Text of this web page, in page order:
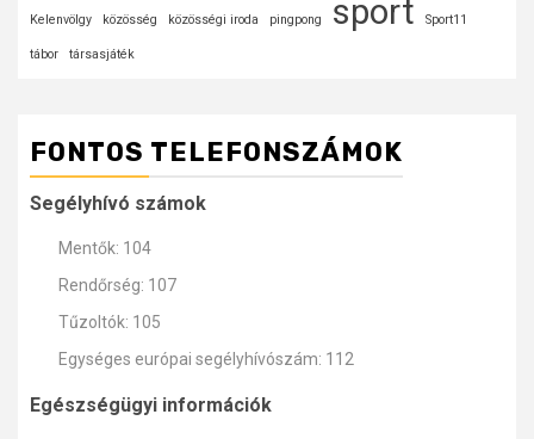
Kelenvölgy közösség közösségi iroda pingpong sport Sport11
tábor társasjáték
FONTOS TELEFONSZÁMOK
Segélyhívó számok
Mentők: 104
Rendőrség: 107
Tűzoltók: 105
Egységes európai segélyhívószám: 112
Egészségügyi információk